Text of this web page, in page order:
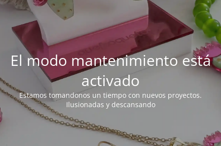
El modo mantenimiento está
activado
Estamos tomandonos un tiempo con nuevos proyectos.
Ilusionadas y descansando